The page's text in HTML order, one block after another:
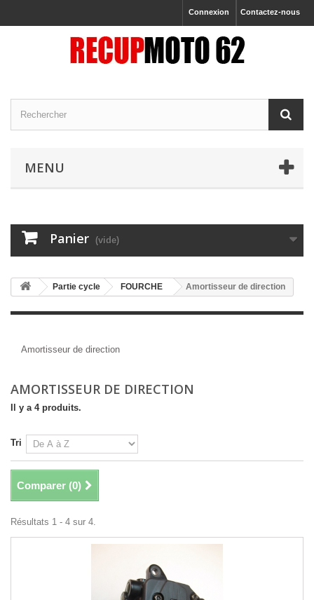
Contactez-nous
Connexion
MENU
Panier (vide)
Partie cycle FOURCHE Amortisseur de direction
Amortisseur de direction
AMORTISSEUR DE DIRECTION
Il y a 4 produits.
Tri
Comparer (0)
Résultats 1 - 4 sur 4.